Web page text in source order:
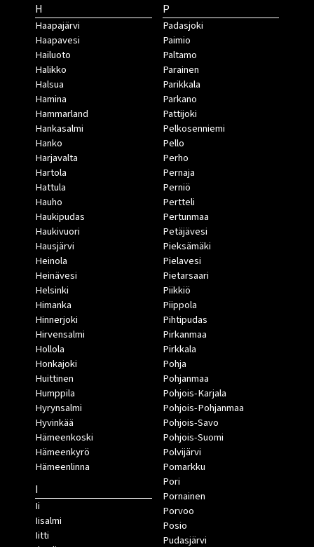
H
Haapajärvi
Haapavesi
Hailuoto
Halikko
Halsua
Hamina
Hammarland
Hankasalmi
Hanko
Harjavalta
Hartola
Hattula
Hauho
Haukipudas
Haukivuori
Hausjärvi
Heinola
Heinävesi
Helsinki
Himanka
Hinnerjoki
Hirvensalmi
Hollola
Honkajoki
Huittinen
Humppila
Hyrynsalmi
Hyvinkää
Hämeenkoski
Hämeenkyrö
Hämeenlinna
I
Ii
Iisalmi
Iitti
P
Padasjoki
Paimio
Paltamo
Parainen
Parikkala
Parkano
Pattijoki
Pelkosenniemi
Pello
Perho
Pernaja
Perniö
Pertteli
Pertunmaa
Petäjävesi
Pieksämäki
Pielavesi
Pietarsaari
Piikkiö
Piippola
Pihtipudas
Pirkanmaa
Pirkkala
Pohja
Pohjanmaa
Pohjois-Karjala
Pohjois-Pohjanmaa
Pohjois-Savo
Pohjois-Suomi
Polvijärvi
Pomarkku
Pori
Pornainen
Porvoo
Posio
Pudasjärvi